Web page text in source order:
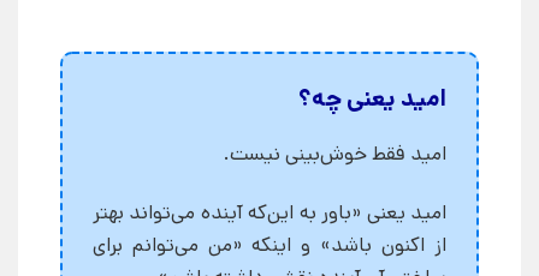
امید یعنی چه؟
امید فقط خوش‌بینی نیست.
امید یعنی «باور به این‌که آینده می‌تواند بهتر
از اکنون باشد» و اینکه «من می‌توانم برای